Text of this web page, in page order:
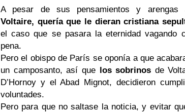
A pesar de sus pensamientos y arengas
Voltaire, quería que le dieran cristiana
el caso que se pasara la eternidad vagando
pena.
Pero el obispo de París se oponía a que
un camposanto, así que los sobrinos de
D’Hornoy y el Abad Mignot, decidieron
voluntades.
Pero para que no saltase la noticia, y evitar